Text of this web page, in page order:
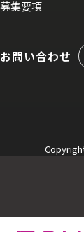
募集要項
お問い合わせ